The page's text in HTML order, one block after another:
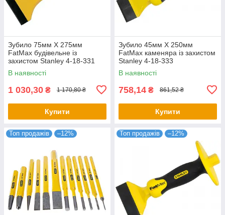
Зубило 75мм X 275мм
FatMax будівельне із
захистом Stanley 4-18-331
В наявності
1 030,30 ₴ 1 170,80 ₴
Купити
Зубило 45мм X 250мм
FatMax каменяра із захистом
Stanley 4-18-333
В наявності
758,14 ₴ 861,52 ₴
Купити
Топ продажів –12% Топ продажів –12%